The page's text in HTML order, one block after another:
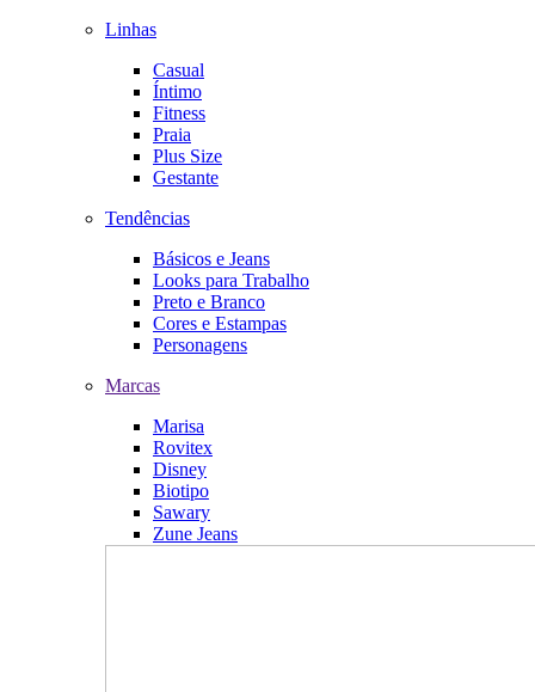
Linhas
Casual
Íntimo
Fitness
Praia
Plus Size
Gestante
Tendências
Básicos e Jeans
Looks para Trabalho
Preto e Branco
Cores e Estampas
Personagens
Marcas
Marisa
Rovitex
Disney
Biotipo
Sawary
Zune Jeans